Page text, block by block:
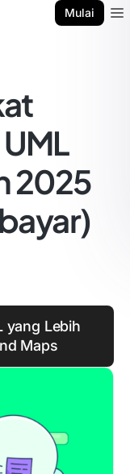
Mulai
2025
yang Lebih
Maps